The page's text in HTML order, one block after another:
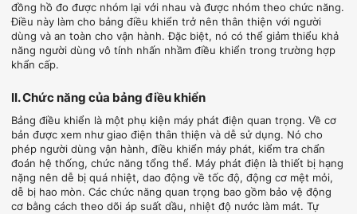
đồng hồ đo được nhóm lại với nhau và được nhóm theo chức năng.
Điều này làm cho bảng điều khiển trở nên thân thiện với người
dùng và an toàn cho vận hành. Đặc biệt, nó có thể giảm thiểu khả
năng người dùng vô tính nhấn nhầm điều khiển trong trường hợp
khẩn cấp.
II. Chức năng của bảng điều khiển
Bảng điều khiển là một phụ kiện máy phát điện quan trọng. Về cơ
bản được xem như giao điện thân thiện và dễ sử dụng. Nó cho
phép người dùng vận hành, điều khiển máy phát, kiểm tra chẩn
đoán hệ thống, chức năng tổng thể. Máy phát điện là thiết bị hạng
nặng nên dễ bị quá nhiệt, dao động về tốc độ, động cơ mệt mỏi,
dễ bị hao mòn. Các chức năng quan trọng bao gồm bảo vệ động
cơ bằng cách theo dõi áp suất dầu, nhiệt độ nước làm mát. Tự